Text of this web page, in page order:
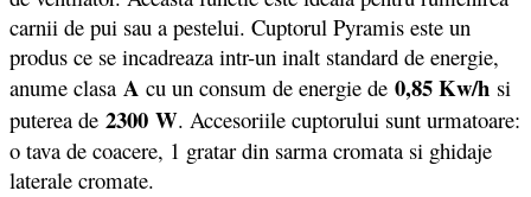
carnii de pui sau a pestelui. Cuptorul Pyramis este un
produs ce se incadreaza intr-un inalt standard de energie,
anume clasa A cu un consum de energie de 0,85 Kw/h si
puterea de 2300 W. Accesoriile cuptorului sunt urmatoare:
o tava de coacere, 1 gratar din sarma cromata si ghidaje
laterale cromate.